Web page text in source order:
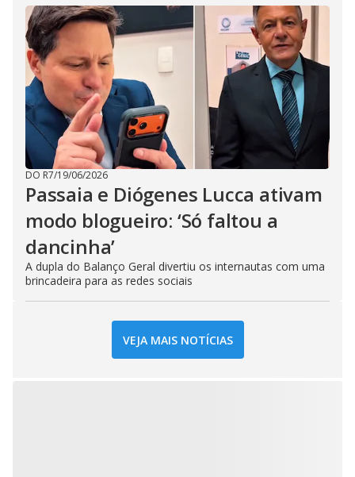
DO R7/19/06/2026
Passaia e Diógenes Lucca ativam
modo blogueiro: ‘Só faltou a
dancinha’
A dupla do Balanço Geral divertiu os internautas com uma
brincadeira para as redes sociais
VEJA MAIS NOTÍCIAS